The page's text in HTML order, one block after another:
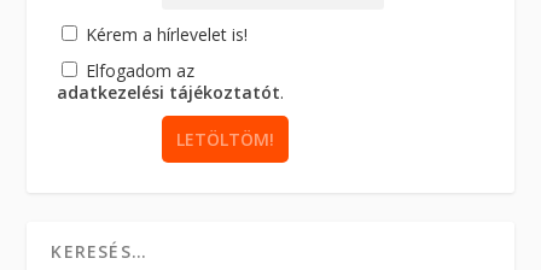
Kérem a hírlevelet is!
Elfogadom az
adatkezelési tájékoztatót.